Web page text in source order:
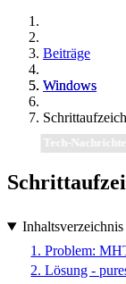
Beiträge
Windows
Tech-
Inhaltsverzeichnis
1. Problem:
2. Lösung -